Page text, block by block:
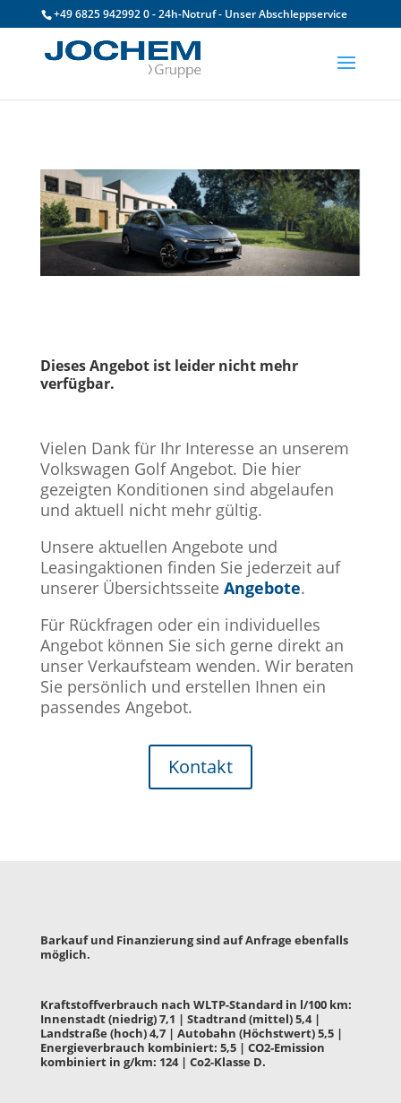
+49 6825 942992 0 - 24h-Notruf - Unser Abschleppservice
Dieses Angebot ist leider nicht mehr
verfügbar.
Vielen Dank für Ihr Interesse an unserem
Volkswagen Golf Angebot. Die hier
gezeigten Konditionen sind abgelaufen
und aktuell nicht mehr gültig.
Unsere aktuellen Angebote und
Leasingaktionen finden Sie jederzeit auf
unserer Übersichtsseite Angebote.
Für Rückfragen oder ein individuelles
Angebot können Sie sich gerne direkt an
unser Verkaufsteam wenden. Wir beraten
Sie persönlich und erstellen Ihnen ein
passendes Angebot.
Kontakt
Barkauf und Finanzierung sind auf Anfrage ebenfalls
möglich.
Kraftstoffverbrauch nach WLTP-Standard in l/100 km:
Innenstadt (niedrig) 7,1 | Stadtrand (mittel) 5,4 |
Landstraße (hoch) 4,7 | Autobahn (Höchstwert) 5,5 |
Energieverbrauch kombiniert: 5,5 | CO2-Emission
kombiniert in g/km: 124 | Co2-Klasse D.